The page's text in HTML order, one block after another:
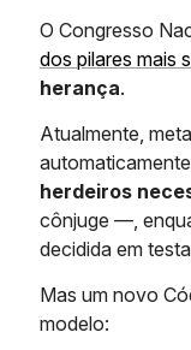
O Congresso
dos pilares mais
herança.
Atualmente,
herdeiros
cônjuge —,
decidida em
Mas um novo
modelo: